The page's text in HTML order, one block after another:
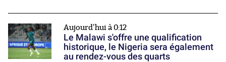
Aujourd'hui à 0:12
Le Malawi s'offre une qualification
historique, le Nigeria sera également
au rendez-vous des quarts